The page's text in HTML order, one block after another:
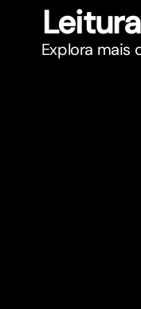
Explora mais